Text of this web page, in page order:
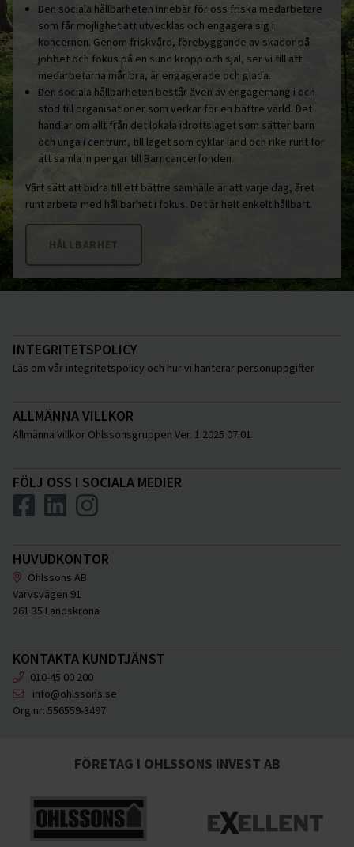
Den sociala hållbarheten innebär för oss friska medarbetare
som får möjlighet att utvecklas och engagera sig i
koncernen. Genom friskvård, förebyggande av skador på
jobbet och fokus på en sund kropp och själ, ser vi till att
medarbetarna mår bra, är engagerade och glada.
Den sociala hållbarheten består även av engagemang i och
stöd till organisationer som verkar för en bättre värld. Det
handlar om allt från det lokala idrottslaget som sätter barn
och unga i centrum, till laget som cyklar land och rike runt för
att samla in pengar till Barncancerfonden.
Vårt sätt att bidra till ett bättre samhälle är att varje dag, året
runt arbeta med hållbarhet i fokus. Det är helt enkelt hållbart.
HÅLLBARHET
INTEGRITETSPOLICY
Läs om vår integritetspolicy och hur vi hanterar personuppgifter
ALLMÄNNA VILLKOR
Allmänna Villkor Ohlssonsgruppen Ver. 1 2025 07 01
FÖLJ OSS I SOCIALA MEDIER
HUVUDKONTOR
Ohlssons AB
Varvsvägen 91
261 35 Landskrona
KONTAKTA KUNDTJÄNST
010-45 00 200
info@ohlssons.se
Org.nr: 556559-3497
FÖRETAG I OHLSSONS INVEST AB